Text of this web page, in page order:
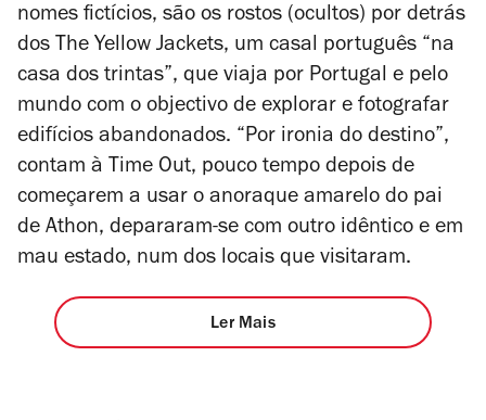
nomes fictícios, são os rostos (ocultos) por detrás
dos The Yellow Jackets, um casal português “na
casa dos trintas”, que viaja por Portugal e pelo
mundo com o objectivo de explorar e fotografar
edifícios abandonados. “Por ironia do destino”,
contam à Time Out, pouco tempo depois de
começarem a usar o anoraque amarelo do pai
de Athon, depararam-se com outro idêntico e em
mau estado, num dos locais que visitaram.
Ler Mais